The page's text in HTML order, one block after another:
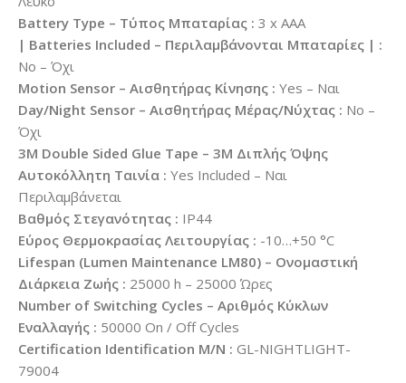
Battery Type – Τύπος Μπαταρίας : 3 x AAA
| Batteries Included – Περιλαμβάνονται Μπαταρίες | :
No – Όχι
Motion Sensor – Αισθητήρας Κίνησης : Yes – Ναι
Day/Night Sensor – Αισθητήρας Μέρας/Νύχτας : No –
Όχι
3M Double Sided Glue Tape – 3M Διπλής Όψης
Αυτοκόλλητη Ταινία : Yes Included – Ναι
Περιλαμβάνεται
Βαθμός Στεγανότητας : IP44
Εύρος Θερμοκρασίας Λειτουργίας : -10…+50 °C
Lifespan (Lumen Maintenance LM80) – Ονομαστική
Διάρκεια Ζωής : 25000 h – 25000 Ώρες
Number of Switching Cycles – Αριθμός Κύκλων
Εναλλαγής : 50000 On / Off Cycles
Certification Identification M/N : GL-NIGHTLIGHT-
79004